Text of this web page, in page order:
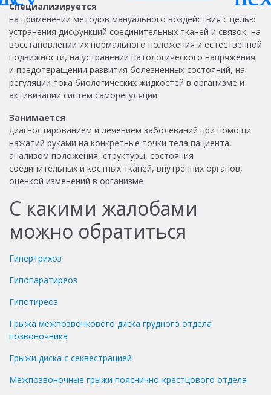
Специализируется
на применении методов мануального воздействия с целью
устранения дисфункций соединительных тканей и связок, на
восстановлении их нормального положения и естественной
подвижности, на устранении патологического напряжения
и предотвращении развития болезненных состояний, на
регуляции тока биологических жидкостей в организме и
активизации систем саморегуляции
Занимается
диагностированием и лечением заболеваний при помощи
нажатий руками на конкретные точки тела пациента,
анализом положения, структуры, состояния
соединительных и костных тканей, внутренних органов,
оценкой изменений в организме
С какими жалобами
можно обратиться
Гипертрихоз
Гипопаратиреоз
Гипотиреоз
Грыжа межпозвонкового диска грудного отдела
позвоночника
Грыжи диска с секвестрацией
Межпозвоночные грыжи пояснично-крестцового отдела